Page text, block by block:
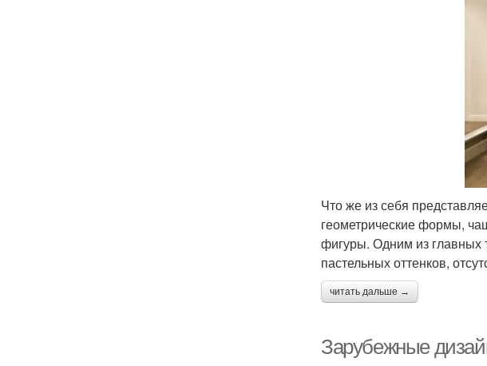
Что же из себя
геометрические формы,
фигуры. Одним из главных
пастельных оттенков,
читать дальше →
Зарубежные